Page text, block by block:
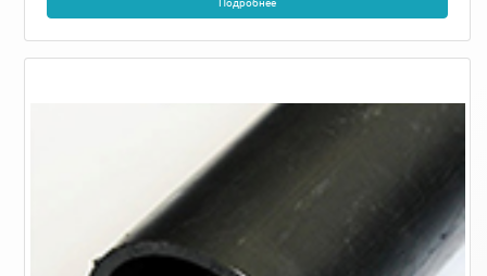
Подробнее